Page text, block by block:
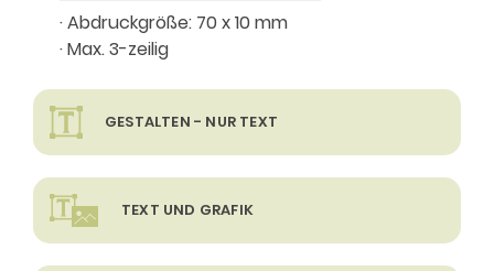
· Abdruckgröße: 70 x 10 mm
· Max. 3-zeilig
GESTALTEN - NUR TEXT
TEXT UND GRAFIK